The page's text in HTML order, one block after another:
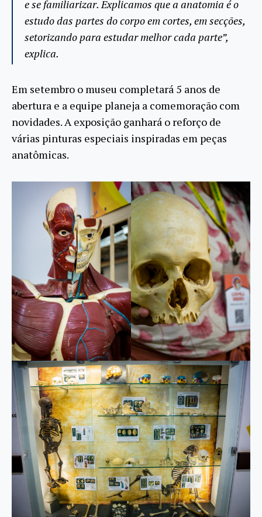
e se familiarizar. Explicamos que a anatomia é o
estudo das partes do corpo em cortes, em secções,
setorizando para estudar melhor cada parte”,
explica.
Em setembro o museu completará 5 anos de
abertura e a equipe planeja a comemoração com
novidades. A exposição ganhará o reforço de
várias pinturas especiais inspiradas em peças
anatômicas.